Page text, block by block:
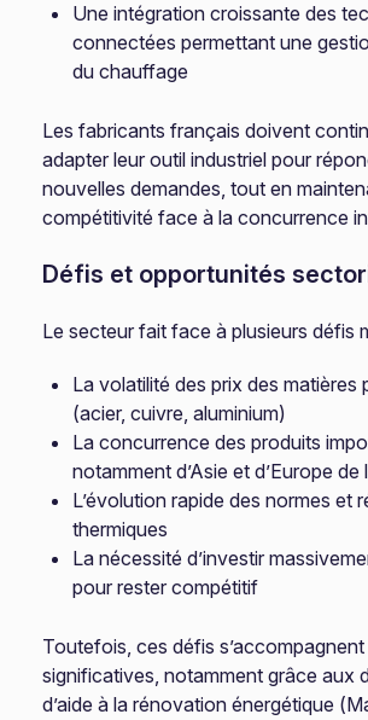
Une intégration croissante des
connectées permettant une
du chauffage
Les fabricants français doivent
adapter leur outil industriel pour
nouvelles demandes, tout en
compétitivité face à la concurrence
Défis et opportunités
Le secteur fait face à plusieurs défis
La volatilité des prix des matières
(acier, cuivre, aluminium)
La concurrence des produits
notamment d’Asie et d’Europe de
L’évolution rapide des normes et
thermiques
La nécessité d’investir
pour rester compétitif
Toutefois, ces défis s’accompagnent
significatives, notamment grâce aux
d’aide à la rénovation énergétique